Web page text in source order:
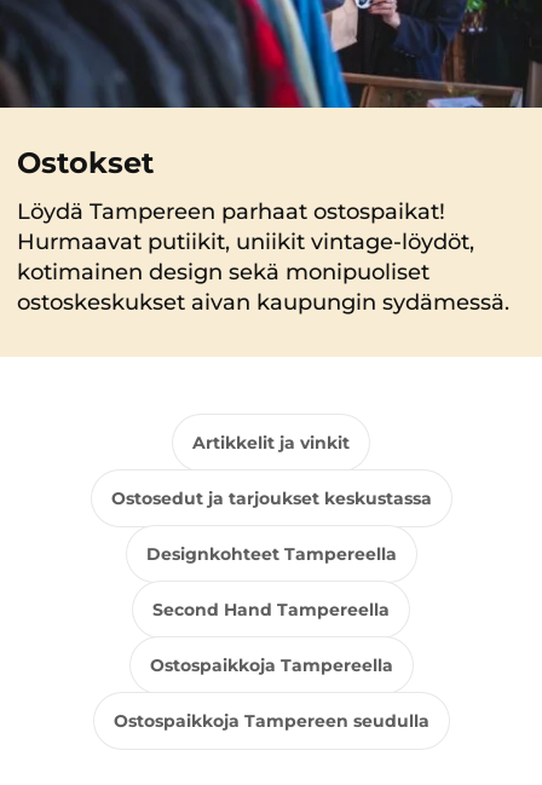
Ostokset
Löydä Tampereen parhaat ostospaikat!
Hurmaavat putiikit, uniikit vintage-löydöt,
kotimainen design sekä monipuoliset
ostoskeskukset aivan kaupungin sydämessä.
Artikkelit ja vinkit
Ostosedut ja tarjoukset keskustassa
Designkohteet Tampereella
Second Hand Tampereella
Ostospaikkoja Tampereella
Ostospaikkoja Tampereen seudulla